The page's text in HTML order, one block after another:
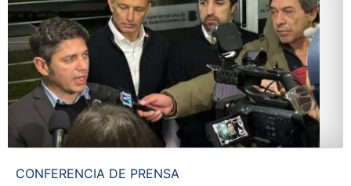
CONFERENCIA DE PRENSA